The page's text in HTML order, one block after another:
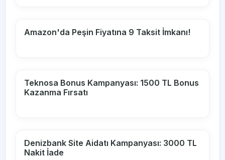
Amazon'da Peşin Fiyatına 9 Taksit İmkanı!
Teknosa Bonus Kampanyası: 1500 TL Bonus
Kazanma Fırsatı
Denizbank Site Aidatı Kampanyası: 3000 TL
Nakit İade